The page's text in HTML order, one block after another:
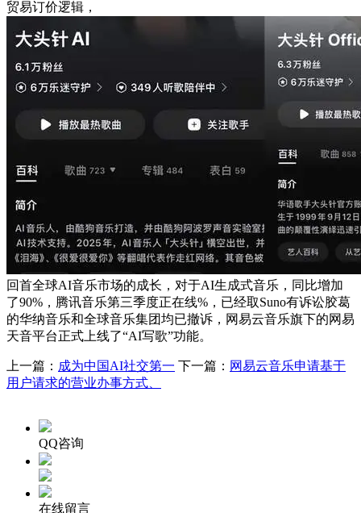
贸易订价逻辑，
回首全球AI音乐市场的成长，对于AI生成式音乐，同比增加
了90%，腾讯音乐第三季度正在线%，已经取Suno有诉讼胶葛
的华纳音乐和全球音乐集团均已撤诉，网易云音乐旗下的网易
天音平台正式上线了“AI写歌”功能。
上一篇： 成为中国AI社交第一 下一篇： 网易云音乐申请基于
用户请求的营业办事方式、
QQ咨询
在线留言